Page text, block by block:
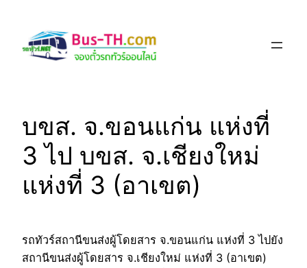
content
บขส. จ.ขอนแก่น แห่งที่
3 ไป บขส. จ.เชียงใหม่
แห่งที่ 3 (อาเขต)
รถทัวร์สถานีขนส่งผู้โดยสาร จ.ขอนแก่น แห่งที่ 3 ไปยัง
สถานีขนส่งผู้โดยสาร จ.เชียงใหม่ แห่งที่ 3 (อาเขต)